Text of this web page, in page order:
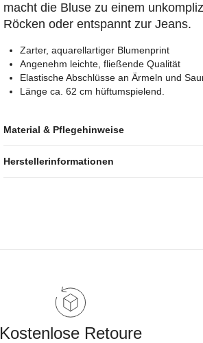
macht die Bluse zu einem
Röcken oder entspannt zur Jeans.
Zarter, aquarellartiger Blumenprint
Angenehm leichte, fließende Qualität
Elastische Abschlüsse an Ärmeln und
Länge ca. 62 cm hüftumspielend.
Material & Pflegehinweise
Herstellerinformationen
Kostenlose Retoure